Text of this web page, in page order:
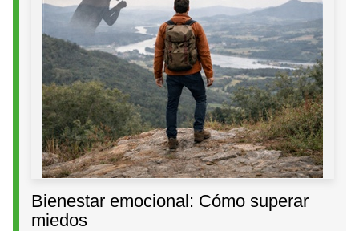
Bienestar emocional: Cómo superar
miedos